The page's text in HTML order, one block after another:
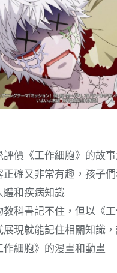
評價《工作細胞》的故
正確又非常有趣，孩子
體和疾病知識
教科書記不住，但以《
展現就能記住相關知識
作細胞》的漫畫和動畫